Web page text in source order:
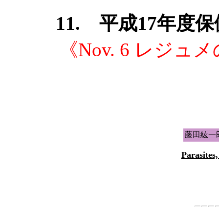
11. 平成17年度保
《Nov. 6 レジュ
藤田紘一